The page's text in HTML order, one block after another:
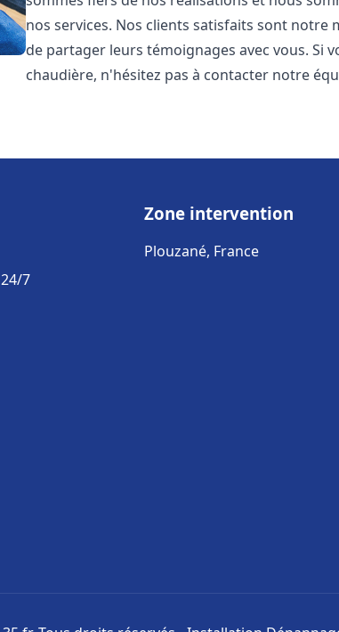
nos services. Nos clients satisfaits sont
de partager leurs témoignages avec vous. Si
chaudière, n'hésitez pas à contacter notre
7
Zone intervention
Plouzané, France